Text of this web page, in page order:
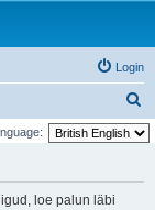
Login
e
loe palun läbi